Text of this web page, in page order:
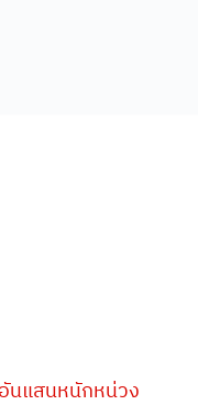
นแสนหนักหน่วง